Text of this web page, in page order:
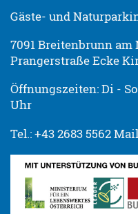
Gäste- und
7091 Breitenbrunn am
Prangerstraße Ecke
Öffnungszeiten: Di - So
Uhr
Tel.: +43 2683 5562